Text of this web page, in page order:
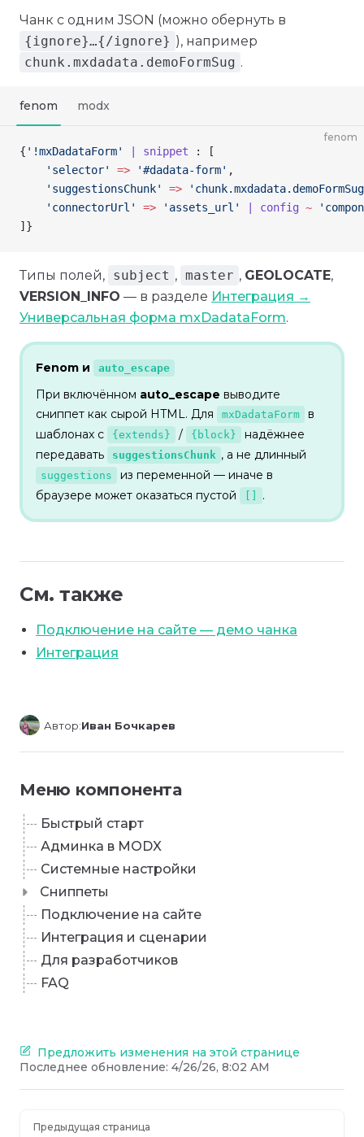
Чанк с одним JSON (можно обернуть в
{ignore}…{/ignore} ), например
chunk.mxdadata.demoFormSug .
fenom modx
fenom
{ '!mxDadataForm' | snippet : [
    'selector'
=> '#dadata-form' ,
    'suggestionsChunk'
=>
    'connectorUrl'
=> 'assets_url' | config ~
] }
Типы полей, subject , master , GEOLOCATE,
VERSION_INFO — в разделе Интеграция →
Универсальная форма mxDadataForm.
Fenom и auto_escape
При включённом auto_escape выводите
сниппет как сырой HTML. Для
mxDadataForm
в
шаблонах с
{extends} / {block}
надёжнее
передавать
suggestionsChunk , а не длинный
suggestions
из переменной — иначе в
браузере может оказаться пустой
.
См. также
Подключение на сайте — демо чанка
Интеграция
Автор:Иван Бочкарев
Меню компонента
Быстрый старт
Админка в MODX
Системные настройки
Сниппеты
Подключение на сайте
Интеграция и сценарии
Для разработчиков
FAQ
Предложить изменения на этой странице
Последнее обновление: 4/26/26, 8:02 AM
Предыдущая страница